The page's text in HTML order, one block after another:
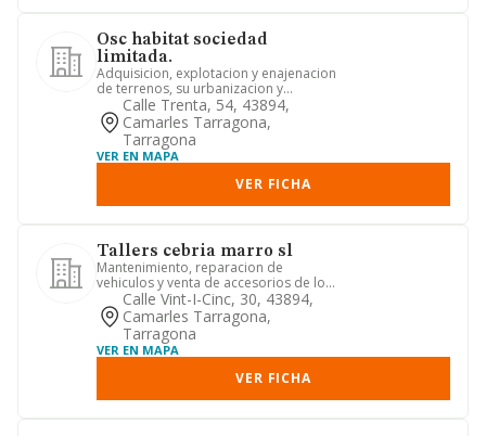
Osc habitat sociedad
limitada.
Adquisicion, explotacion y enajenacion
de terrenos, su urbanizacion y
parcelacion. construccion de ...
Calle Trenta, 54, 43894,
Camarles Tarragona,
Tarragona
VER EN MAPA
VER FICHA
Tallers cebria marro sl
Mantenimiento, reparacion de
vehiculos y venta de accesorios de los
mismo.Calle Vint-I-Cinc, 30, 43894,
Camarles Tarragona,
Tarragona
VER EN MAPA
VER FICHA